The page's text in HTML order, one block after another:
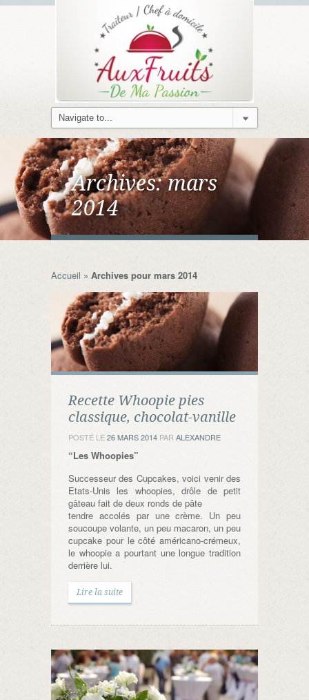
Archives:mars
2014
Accueil » Archives pour mars 2014
Recette Whoopie pies
classique, chocolat-vanille
POSTÉ LE26 MARS 2014 PAR ALEXANDRE
“Les Whoopies”
Successeur des Cupcakes, voici venir des
Etats-Unis les whoopies, drôle de petit
gâteau fait de deux ronds de pâte
tendre accolés par une crème. Un peu
soucoupe volante, un peu macaron, un peu
cupcake pour le côté américano-crémeux,
le whoopie a pourtant une longue tradition
derrière lui.
Lire la suite